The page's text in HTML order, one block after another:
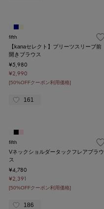
fifth
【kanaセレクト】プリーツスリーブ前
開きブラウス
¥5,980
¥2,990
[50%OFFクーポン利用価格]
161
fifth
Vネックショルダータックフレアブラウ
ス
¥4,780
¥2,391
[50%OFFクーポン利用価格]
186